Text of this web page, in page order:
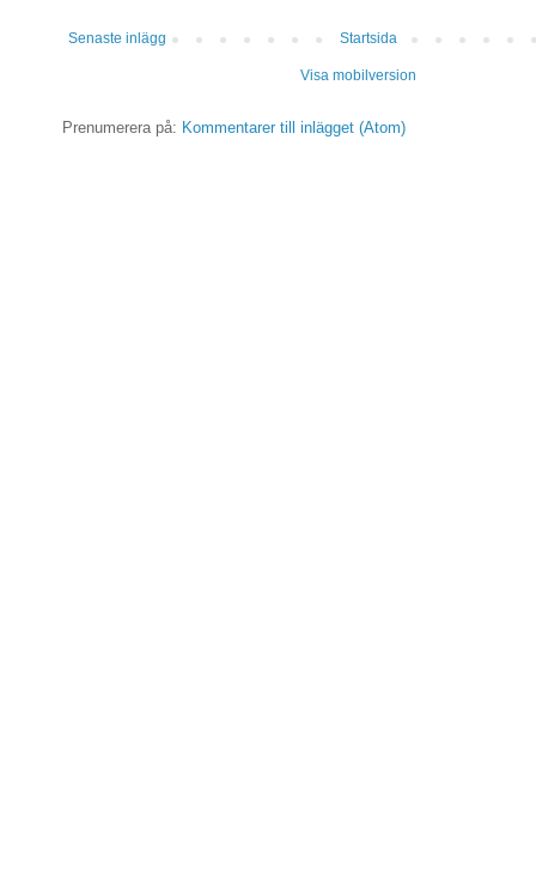
Senaste inlägg Startsida
Visa mobilversion
Prenumerera på: Kommentarer till inlägget (Atom)